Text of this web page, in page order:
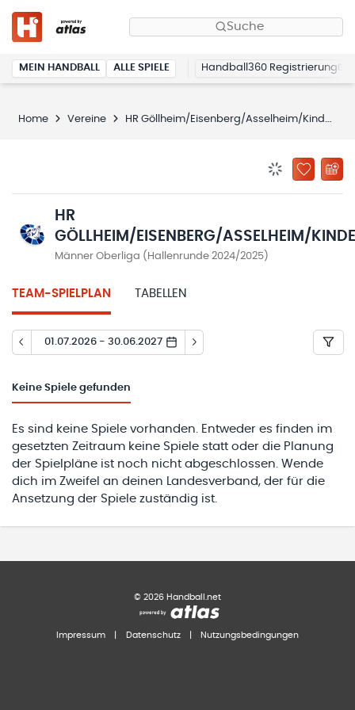
Suche
MEIN HANDBALL ALLE SPIELE Handball360 Registrierung
Home Vereine HR Göllheim/Eisenberg/Asselheim/Kindenheim
ZU
HR
GÖLLHEIM/EISENBERG/ASSELHEIM/
Männer Oberliga (Hallenrunde 2024/2025)
TEAM-SPIELPLAN TABELLEN
01.07.2026 - 30.06.2027
Keine Spiele gefunden
Es sind keine Spiele vorhanden. Entweder es finden im
gesetzten Zeitraum keine Spiele statt oder die Planung
der Spielpläne ist noch nicht abgeschlossen. Wende
dich im Zweifel an deinen Landesverband, der für die
Ansetzung der Spiele zuständig ist.
© 2026 Handball.net
Impressum Datenschutz Nutzungsbedingungen